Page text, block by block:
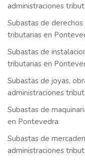
administraciones
Subastas de
tributarias en
Subastas de
tributarias en
Subastas de joyas,
administraciones
Subastas de
en Pontevedra
Subastas de
administraciones